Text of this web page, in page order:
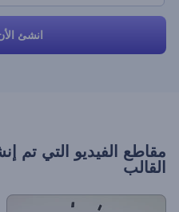
انشئ
مقاطع الفيديو التي تم
القالب